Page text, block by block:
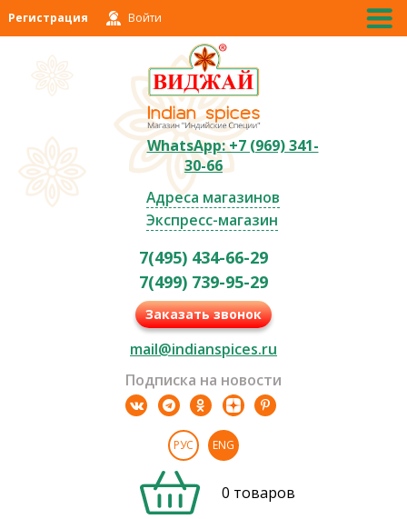
Регистрация Войти
WhatsApp: +7 (969) 341-
30-66
Адреса магазинов
Экспресс-магазин
7(495) 434-66-29
7(499) 739-95-29
Заказать звонок
mail@indianspices.ru
Подписка на новости
РУС ENG
0 товаров